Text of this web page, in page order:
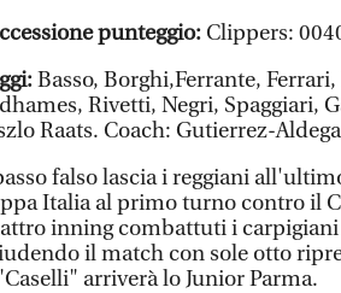
punteggio: Clippers:
Basso, Borghi,Ferrante,
Rivetti, Negri, Spaggiari,
Raats. Coach: Gutierrez-
falso lascia i reggiani
Italia al primo turno contro il
inning combattuti i
il match con sole otto
arriverà lo Junior Parma.